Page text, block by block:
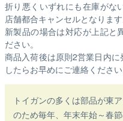
折り悪くいずれにも在庫がな
店舗都合キャンセルとなります
新製品の場合は対応が上記と
ださい。
商品入荷後は原則2営業日内
したらお早めにご連絡ください
トイガンの多くは部品が東
のため毎年、年末年始～春